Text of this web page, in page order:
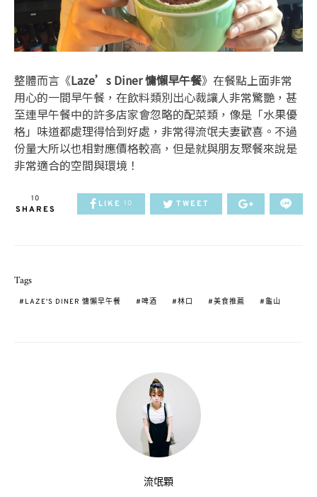
整體而言《Laze’s Diner 慵懶早午餐》在餐點上面非常
用心的一間早午餐，在飲料類別出心裁讓人非常驚艷，甚
至連早午餐中的許多店家會忽略的配菜類，像是「水果優
格」味道都處理得恰到好處，非常得流氓夫妻歡喜。不過
份量大所以也相對應價格較高，但是就與朋友聚餐來說是
非常適合的空間與環境！
10
SHARES
LIKE 10 TWEET
Tags
LAZE'S DINER 慵懶早午餐 啤酒 林口 美食推薦 龜山
流氓顆